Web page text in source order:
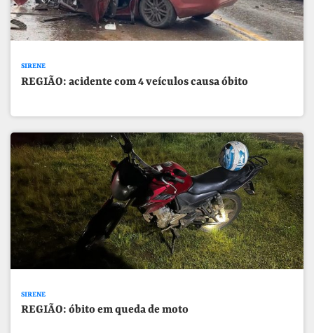
SIRENE
REGIÃO: acidente com 4 veículos causa óbito
SIRENE
REGIÃO: óbito em queda de moto